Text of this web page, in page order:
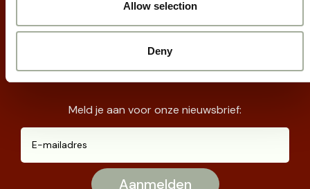
Allow selection
Deny
Mis geen acties
en nieuws meer!
Meld je aan voor onze nieuwsbrief: